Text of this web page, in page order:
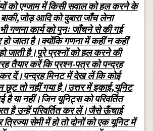
को एग्जाम में किसी सवाल को हल करने के
आदि को दुबारा जाँच लेना
गणना कार्य को पुनः जाँचने से की गई
जाता है।क्योंकि गणना में कहीं न कहीं
जाती है।पूरे प्रश्नों को हल करने की
तैयार करें कि प्रश्न-पत्र को पन्द्रह
कर दें।पन्द्रह मिनट में देख लें कि कोई
छूट तो नहीं गया है।उत्तर में इकाई,यूनिट
है या नहीं।जिन यूनिट्स को परिवर्तित
है उन्हें परिवर्तित कर लें।जैसे ऊँचाई
सेमी में हो तो दोनों को एक यूनिट में